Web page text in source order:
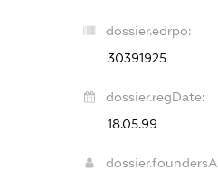
dossier.edrpo:
30391925
dossier.regDate:
18.05.99